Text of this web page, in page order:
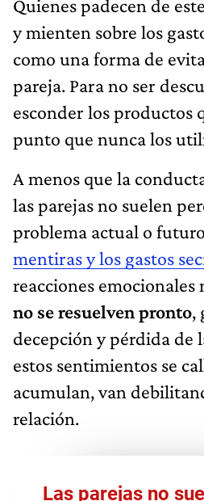
Quienes padecen de
y mienten sobre los
como una forma de
pareja. Para no ser
esconder los productos
punto que nunca los
A menos que la
las parejas no suelen
problema actual o
mentiras y los gastos
reacciones emocionales
no se resuelven pronto,
decepción y pérdida de
estos sentimientos se
acumulan, van
relación.
Las parejas no